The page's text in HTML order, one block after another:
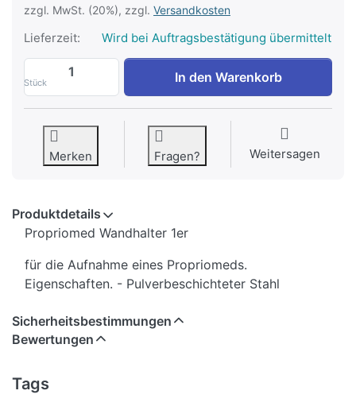
zzgl. MwSt. (20%), zzgl. Versandkosten
Lieferzeit: Wird bei Auftragsbestätigung übermittelt
Stück
Bioswing PP 1er Wandhalter zu 22,00 €,
In den Warenkorb
Merken Fragen? Weitersagen
Produktdetails
Propriomed Wandhalter 1er
für die Aufnahme eines Propriomeds.
Eigenschaften. - Pulverbeschichteter Stahl
Sicherheitsbestimmungen
Bewertungen
Tags